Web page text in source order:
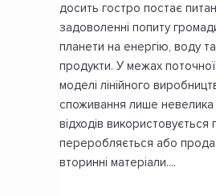
досить гостро постає
задоволенні попиту
планети на енергію, воду
продукти. У межах поточної
моделі лінійного
споживання лише невелика
відходів використовується
переробляється або
вторинні матеріали....